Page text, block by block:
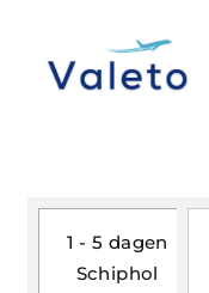
content
1 - 5 dagen
Schiphol